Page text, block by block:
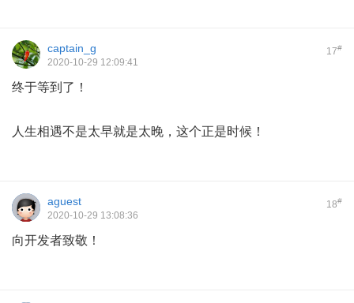
17#
captain_g
2020-10-29 12:09:41
终于等到了！
人生相遇不是太早就是太晚，这个正是时候！
18#
aguest
2020-10-29 13:08:36
向开发者致敬！